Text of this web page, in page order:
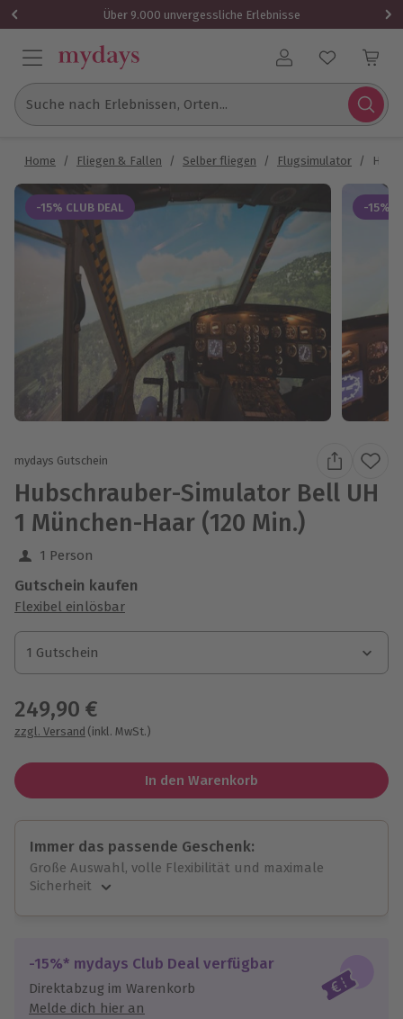
Über 9.000 unvergessliche Erlebnisse
Benutzerkonto
Suche nach Erlebnissen, Orten...
Home / Fliegen & Fallen / Selber fliegen / Flugsimulator /
-15% CLUB DEAL -15%
mydays Gutschein
Hubschrauber-Simulator Bell UH
1 München-Haar (120 Min.)
1 Person
Gutschein kaufen
Flexibel einlösbar
1 Gutschein
1 Gutschein
1 Gutschein
249,90 €
zzgl. Versand (inkl. MwSt.)
In den Warenkorb
Immer das passende Geschenk:
Große Auswahl, volle Flexibilität und maximale
Sicherheit
Jeder Gutschein für alle Erlebnisse einlösbar.
Maximale Sicherheit
10 Jahre gültig & verlängerbar.
-15%* mydays Club Deal verfügbar
Direktabzug im Warenkorb
Melde dich hier an